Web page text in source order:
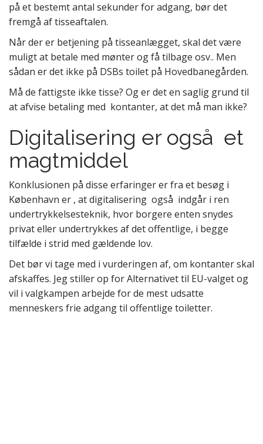
på et bestemt antal sekunder for adgang, bør det
fremgå af tisseaftalen.
Når der er betjening på tisseanlægget, skal det være
muligt at betale med mønter og få tilbage osv.. Men
sådan er det ikke på DSBs toilet på Hovedbanegården.
Må de fattigste ikke tisse? Og er det en saglig grund til
at afvise betaling med kontanter, at det må man ikke?
Digitalisering er også et
magtmiddel
Konklusionen på disse erfaringer er fra et besøg i
København er , at digitalisering også indgår i ren
undertrykkelsesteknik, hvor borgere enten snydes
privat eller undertrykkes af det offentlige, i begge
tilfælde i strid med gældende lov.
Det bør vi tage med i vurderingen af, om kontanter skal
afskaffes. Jeg stiller op for Alternativet til EU-valget og
vil i valgkampen arbejde for de mest udsatte
menneskers frie adgang til offentlige toiletter.